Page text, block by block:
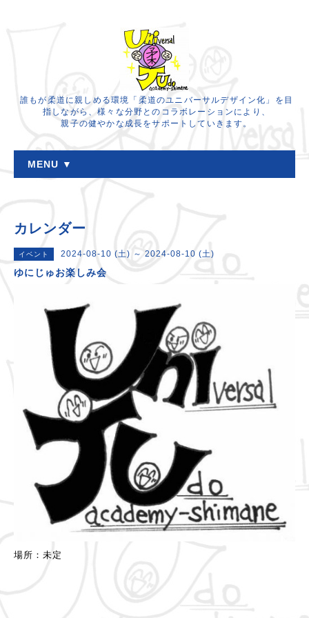
誰もが柔道に親しめる環境「柔道のユニバーサルデザイン化」を目
指しながら、様々な分野とのコラボレーションにより、
親子の健やかな成長をサポートしていきます。
MENU ▼
カレンダー
イベント 2024-08-10 (土) ～ 2024-08-10 (土)
ゆにじゅお楽しみ会
場所：未定